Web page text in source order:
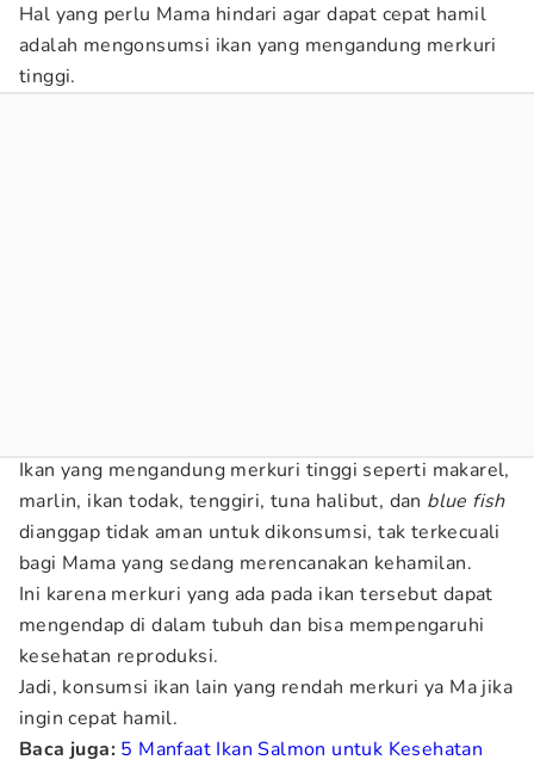
Hal yang perlu Mama hindari agar dapat cepat hamil
adalah mengonsumsi ikan yang mengandung merkuri
tinggi.
Ikan yang mengandung merkuri tinggi seperti makarel,
marlin, ikan todak, tenggiri, tuna halibut, dan blue fish
dianggap tidak aman untuk dikonsumsi, tak terkecuali
bagi Mama yang sedang merencanakan kehamilan.
Ini karena merkuri yang ada pada ikan tersebut dapat
mengendap di dalam tubuh dan bisa mempengaruhi
kesehatan reproduksi.
Jadi, konsumsi ikan lain yang rendah merkuri ya Ma jika
ingin cepat hamil.
Baca juga: 5 Manfaat Ikan Salmon untuk Kesehatan